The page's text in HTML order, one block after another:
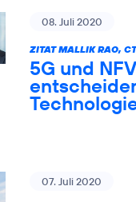
08. Juli 2020
ZITAT MALLIK RAO,
5G und
07. Juli 2020